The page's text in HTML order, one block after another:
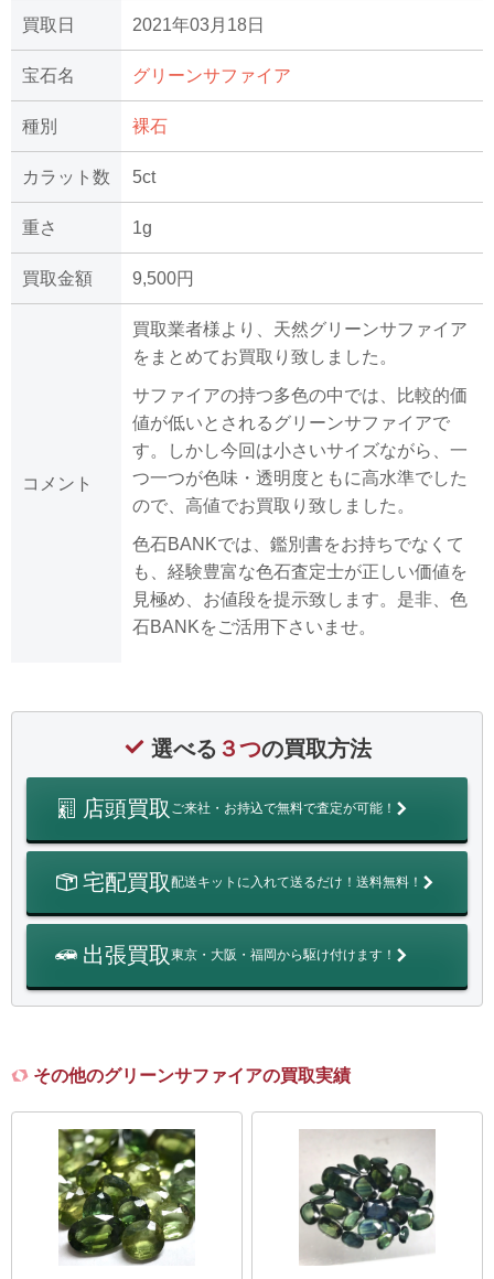
買取日 2021年03月18日
宝石名 グリーンサファイア
種別 裸石
カラット数 5ct
重さ 1g
買取金額 9,500円
コメント
買取業者様より、天然グリーンサファイア
をまとめてお買取り致しました。
サファイアの持つ多色の中では、比較的価
値が低いとされるグリーンサファイアで
す。しかし今回は小さいサイズながら、一
つ一つが色味・透明度ともに高水準でした
ので、高値でお買取り致しました。
色石BANKでは、鑑別書をお持ちでなくて
も、経験豊富な色石査定士が正しい価値を
見極め、お値段を提示致します。是非、色
石BANKをご活用下さいませ。
選べる ３つの買取方法
店頭買取 ご来社・お持込で無料で査定が可能！
宅配買取配送キットに入れて送るだけ！送料無料！
出張買取東京・大阪・福岡から駆け付けます！
その他のグリーンサファイアの買取実績